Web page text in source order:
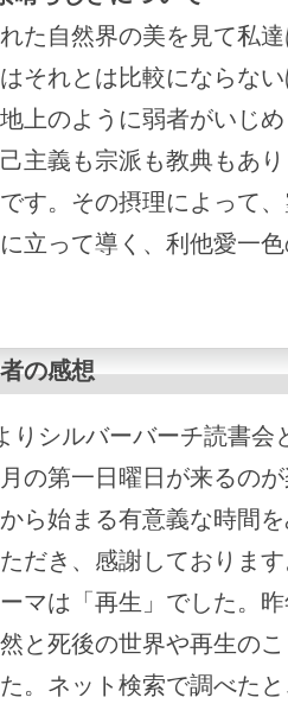
た自然界の美を見て私
それとは比較にならな
上のように弱者がいじ
主義も宗派も教典もあ
す。その摂理によって
立って導く、利他愛一
の感想
りシルバーバーチ読書会
の第一日曜日が来るの
ら始まる有意義な時間
だき、感謝しておりま
マは「再生」でした。
と死後の世界や再生の
。ネット検索で調べた